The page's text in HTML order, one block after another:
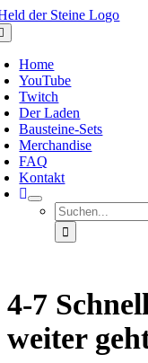
Zum
Inhalt
springen
Home
YouTube
Twitch
Der Laden
Bausteine-Sets
Merchandise
FAQ
Kontakt
Suche
nach:
4-7
weiter